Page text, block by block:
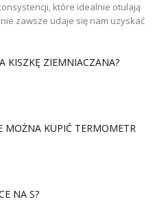
które idealnie otulają
zawsze udaje się nam uzyskać
KISZKĘ ZIEMNIACZANA?
MOŻNA KUPIĆ TERMOMETR
NA S?